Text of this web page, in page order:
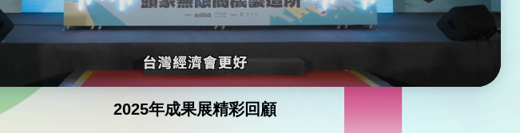
2025年成果展精彩回顧​